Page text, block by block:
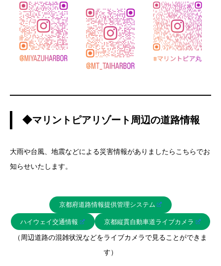
◆マリントピアリゾート周辺の道路情報
大雨や台風、地震などによる災害情報がありましたらこちらでお
知らせいたします。
京都府道路情報提供管理システム
ハイウェイ交通情報 京都縦貫自動車道ライブカメラ
（周辺道路の混雑状況などをライブカメラで見ることができま
す）